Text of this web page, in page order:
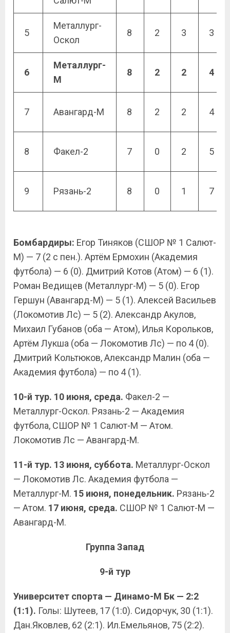
5
Металлург-
Оскол
8 2 3 3
6
Металлург-
М
8 2 2 4
7 Авангард-М 8 2 2 4
8 Факел-2 7 0 2 5
9 Рязань-2 8 0 1 7
Бомбардиры: Егор Тиняков (СШОР № 1 Салют-
М) — 7 (2 с пен.). Артём Ермохин (Академия
футбола) — 6 (0). Дмитрий Котов (Атом) — 6 (1).
Роман Ведищев (Металлург-М) — 5 (0). Егор
Гершун (Авангард-М) — 5 (1). Алексей Васильев
(Локомотив Лс) — 5 (2). Александр Акулов,
Михаил Губанов (оба — Атом), Илья Корольков,
Артём Лукша (оба — Локомотив Лс) — по 4 (0).
Дмитрий Кольтюков, Александр Малин (оба —
Академия футбола) — по 4 (1).
10-й тур. 10 июня, среда. Факел-2 —
Металлург-Оскол. Рязань-2 — Академия
футбола, СШОР № 1 Салют-М — Атом.
Локомотив Лс — Авангард-М.
11-й тур. 13 июня, суббота. Металлург-Оскол
— Локомотив Лс. Академия футбола —
Металлург-М. 15 июня, понедельник. Рязань-2
— Атом. 17 июня, среда. СШОР № 1 Салют-М —
Авангард-М.
Группа Запад
9-й тур
Университет спорта — Динамо-М Бк — 2:2
(1:1). Голы: Шутеев, 17 (1:0). Сидорчук, 30 (1:1).
Дан.Яковлев, 62 (2:1). Ил.Емельянов, 75 (2:2).